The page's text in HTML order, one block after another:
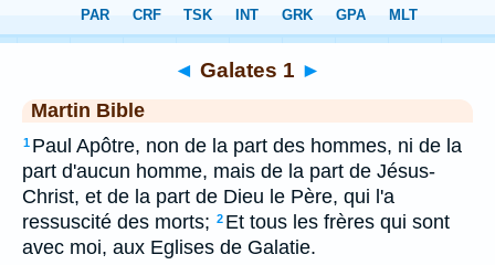
> Galates 1
◄ Galates 1 ►
Martin Bible
1 Paul Apôtre, non de la part des hommes, ni de la
part d'aucun homme, mais de la part de Jésus-
Christ, et de la part de Dieu le Père, qui l'a
ressuscité des morts; 2 Et tous les frères qui sont
avec moi, aux Eglises de Galatie.